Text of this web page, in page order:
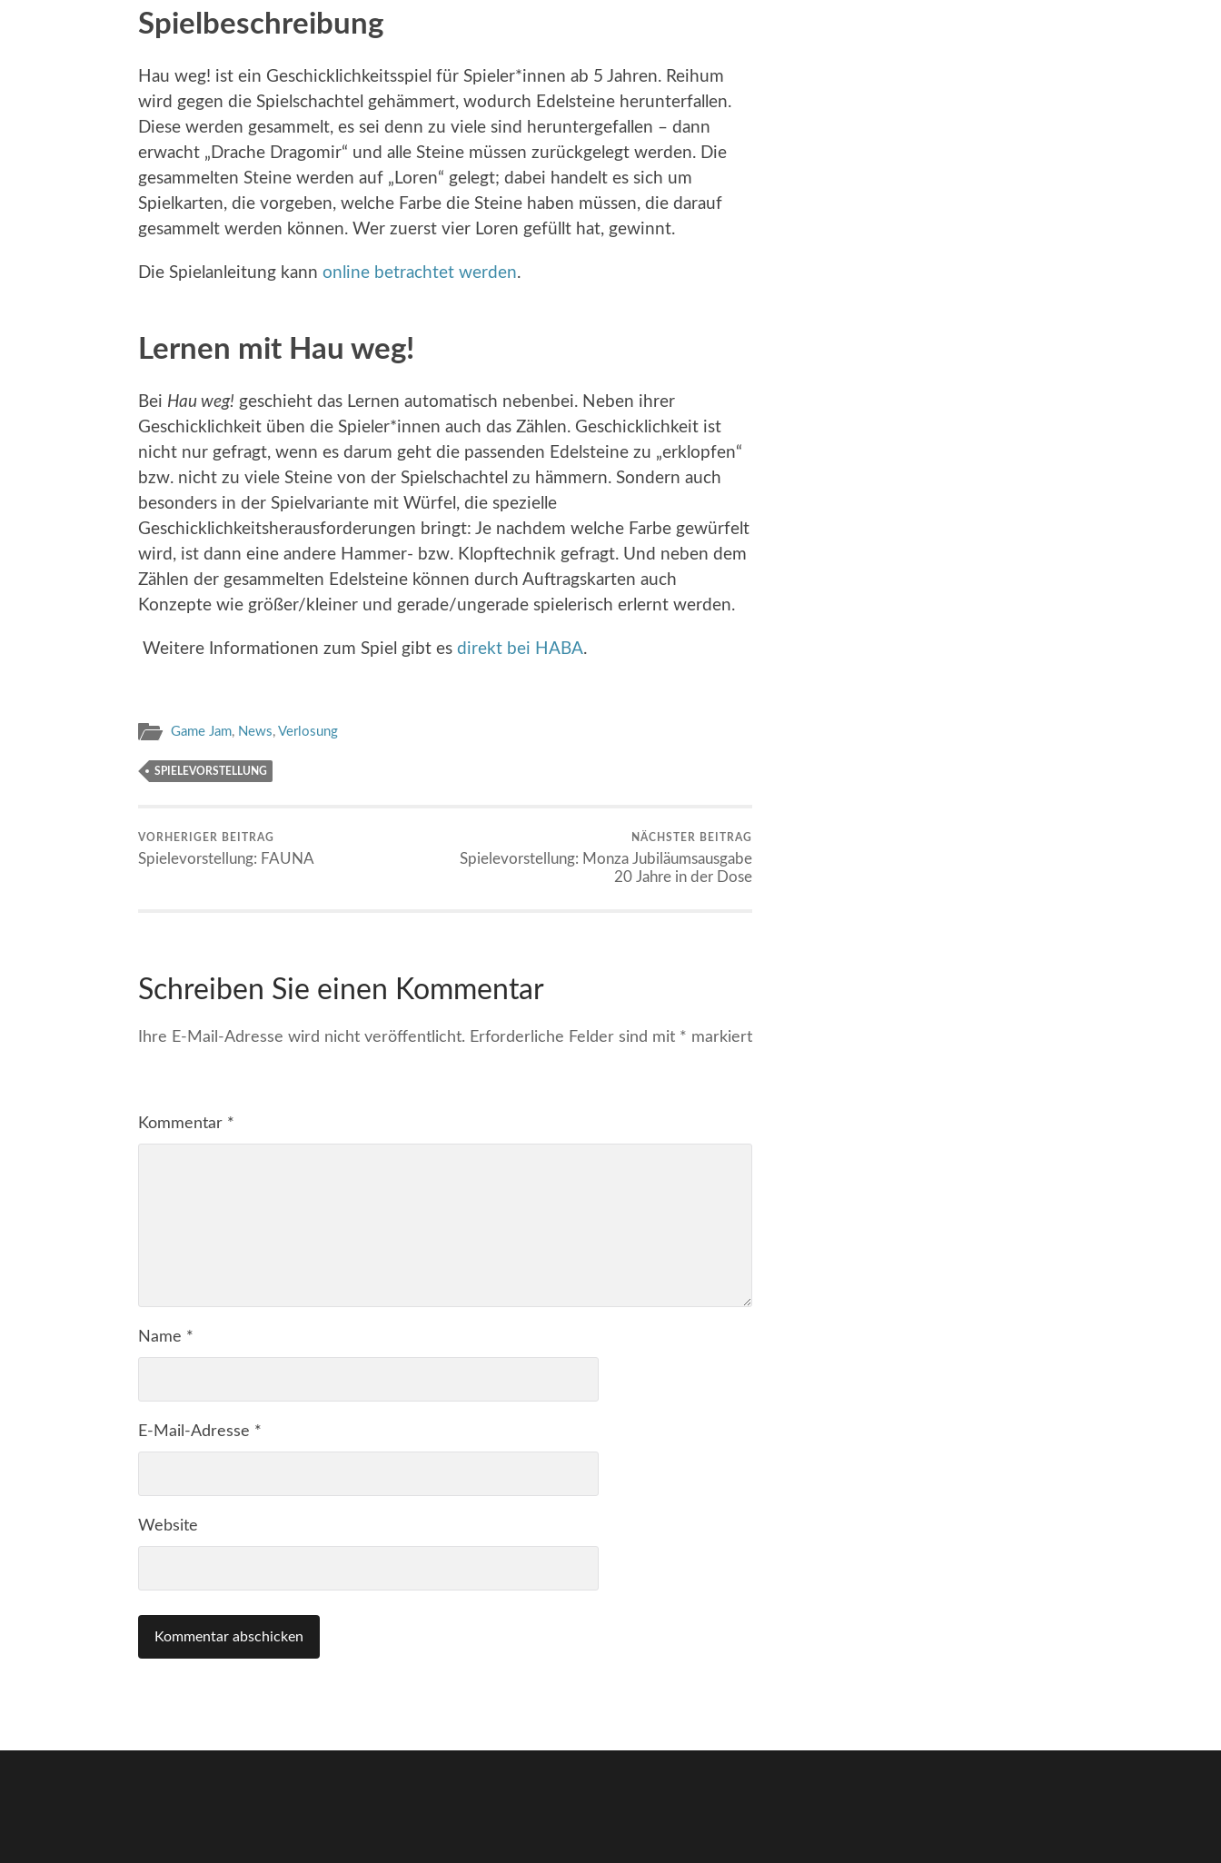
Spielbeschreibung
Hau weg! ist ein Geschicklichkeitsspiel für Spieler*innen ab 5 Jahren. Reihum
wird gegen die Spielschachtel gehämmert, wodurch Edelsteine herunterfallen.
Diese werden gesammelt, es sei denn zu viele sind heruntergefallen – dann
erwacht „Drache Dragomir“ und alle Steine müssen zurückgelegt werden. Die
gesammelten Steine werden auf „Loren“ gelegt; dabei handelt es sich um
Spielkarten, die vorgeben, welche Farbe die Steine haben müssen, die darauf
gesammelt werden können. Wer zuerst vier Loren gefüllt hat, gewinnt.
Die Spielanleitung kann online betrachtet werden.
Lernen mit Hau weg!
Bei Hau weg! geschieht das Lernen automatisch nebenbei. Neben ihrer
Geschicklichkeit üben die Spieler*innen auch das Zählen. Geschicklichkeit ist
nicht nur gefragt, wenn es darum geht die passenden Edelsteine zu „erklopfen“
bzw. nicht zu viele Steine von der Spielschachtel zu hämmern. Sondern auch
besonders in der Spielvariante mit Würfel, die spezielle
Geschicklichkeitsherausforderungen bringt: Je nachdem welche Farbe gewürfelt
wird, ist dann eine andere Hammer- bzw. Klopftechnik gefragt. Und neben dem
Zählen der gesammelten Edelsteine können durch Auftragskarten auch
Konzepte wie größer/kleiner und gerade/ungerade spielerisch erlernt werden.
Weitere Informationen zum Spiel gibt es direkt bei HABA.
Game Jam, News, Verlosung
SPIELEVORSTELLUNG
VORHERIGER BEITRAG
Spielevorstellung: FAUNA
NÄCHSTER BEITRAG
Spielevorstellung: Monza Jubiläumsausgabe
20 Jahre in der Dose
Schreiben Sie einen Kommentar
Ihre E-Mail-Adresse wird nicht veröffentlicht. Erforderliche Felder sind mit * markiert
Kommentar *
Name *
E-Mail-Adresse *
Website